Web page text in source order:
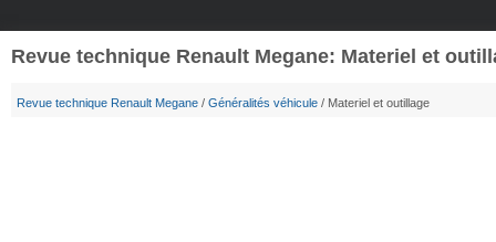
Revue technique Renault Megane: Materiel et
Revue technique Renault Megane / Généralités véhicule / Materiel et outillage